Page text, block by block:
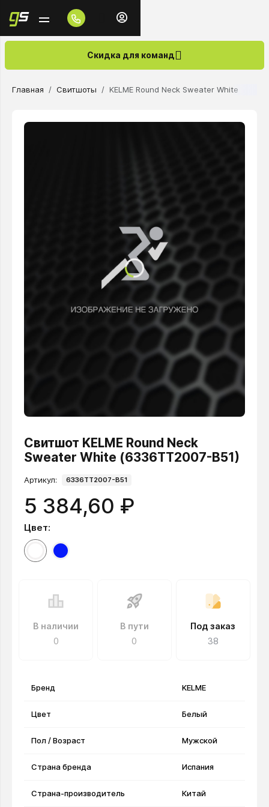
Скидка для команд
Главная Свитшоты KELME Round Neck Sweater White
Свитшот KELME Round Neck
Sweater White (6336TT2007-B51)
Артикул: 6336TT2007-B51
5 384,60 ₽
Цвет:
В наличии
0
В пути
0
Под заказ
38
Бренд KELME
Цвет Белый
Пол / Возраст Мужской
Страна бренда Испания
Страна-производитель Китай